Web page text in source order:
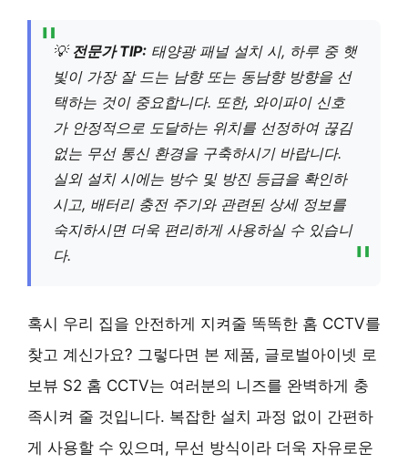
💡 전문가 TIP: 태양광 패널 설치 시, 하루 중 햇
빛이 가장 잘 드는 남향 또는 동남향 방향을 선
택하는 것이 중요합니다. 또한, 와이파이 신호
가 안정적으로 도달하는 위치를 선정하여 끊김
없는 무선 통신 환경을 구축하시기 바랍니다.
실외 설치 시에는 방수 및 방진 등급을 확인하
시고, 배터리 충전 주기와 관련된 상세 정보를
숙지하시면 더욱 편리하게 사용하실 수 있습니
다.
혹시 우리 집을 안전하게 지켜줄 똑똑한 홈 CCTV를
찾고 계신가요? 그렇다면 본 제품, 글로벌아이넷 로
보뷰 S2 홈 CCTV는 여러분의 니즈를 완벽하게 충
족시켜 줄 것입니다. 복잡한 설치 과정 없이 간편하
게 사용할 수 있으며, 무선 방식이라 더욱 자유로운